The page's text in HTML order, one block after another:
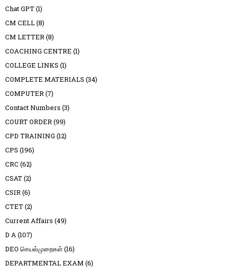
Chat GPT(1)
CM CELL(8)
CM LETTER(8)
COACHING CENTRE (1)
COLLEGE LINKS (1)
COMPLETE MATERIALS (34)
COMPUTER(7)
Contact Numbers (3)
COURT ORDER(99)
CPD TRAINING (12)
CPS (196)
CRC (62)
CSAT(2)
CSIR(6)
CTET(2)
Current Affairs (49)
D A(107)
DEO செயல்முறைகள்(16)
DEPARTMENTAL EXAM (6)